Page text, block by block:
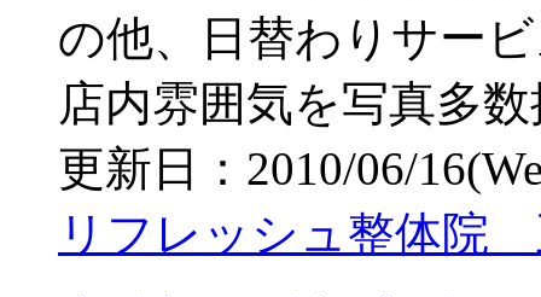
の他、日替わりサー
店内雰囲気を写真多
更新日：2010/06/
リフレッシュ整体院